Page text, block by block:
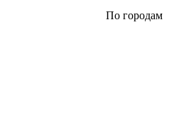
По городам